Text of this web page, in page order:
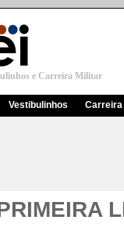
e Carreira Militar
Vestibulinhos